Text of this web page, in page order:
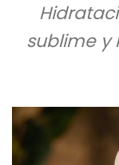
sublime y